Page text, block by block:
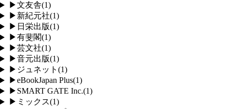
▶文友舎(1)
▶ 新紀元社(1)
▶ 日栄出版(1)
▶有斐閣(1)
▶芸文社(1)
▶音元出版(1)
▶ ジュネット (1)
▶eBookJapan Plus(1)
▶ SMART GATE Inc.(1)
▶ ミックス(1)